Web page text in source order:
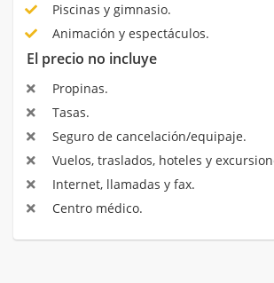
Piscinas y gimnasio.
Animación y espectáculos.
El precio no incluye
Propinas.
Tasas.
Seguro de cancelación/equipaje.
Vuelos, traslados, hoteles y
Internet, llamadas y fax.
Centro médico.